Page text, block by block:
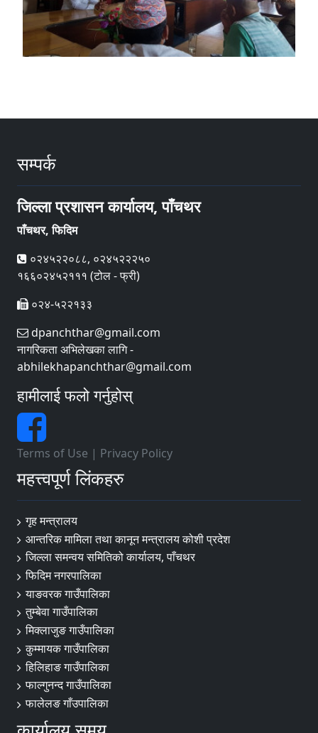
सम्पर्क
जिल्ला प्रशासन कार्यालय, पाँचथर
पाँचथर, फिदिम
०२४५२२०८८, ०२४५२२२५०
१६६०२४५२१११ (टोल - फ्री)
०२४-५२२१३३
dpanchthar@gmail.com
नागरिकता अभिलेखका लागि -
abhilekhapanchthar@gmail.com
हामीलाई फलो गर्नुहोस्
Terms of Use | Privacy Policy
महत्त्वपूर्ण लिंकहरु
गृह मन्त्रालय
आन्तरिक मामिला तथा कानून मन्त्रालय कोशी प्रदेश
जिल्ला समन्वय समितिको कार्यालय, पाँचथर
फिदिम नगरपालिका
याङवरक गाउँपालिका
तुम्बेवा गाउँपालिका
मिक्लाजुङ गाउँपालिका
कुम्मायक गाउँपालिका
हिलिहाङ गाउँपालिका
फाल्गुनन्द गाउँपालिका
फालेलङ गाँउपालिका